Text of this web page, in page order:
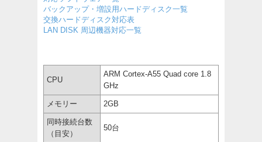
バックアップ・増設用ハードディスク一覧
交換ハードディスク対応表
LAN DISK 周辺機器対応一覧
CPU
ARM Cortex-A55 Quad core 1.8
GHz
メモリー 2GB
同時接続台数
（目安）
50台